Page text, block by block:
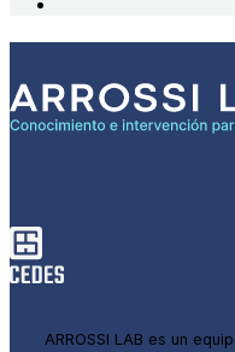
ARROSSI LAB es un